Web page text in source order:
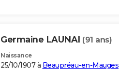
Germaine LAUNAI (91 ans)
Naissance
25/10/1907 à Beaupréau-en-Mauges